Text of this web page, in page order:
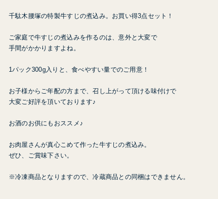
千駄木腰塚の特製牛すじの煮込み。お買い得3点セット！
ご家庭で牛すじの煮込みを作るのは、意外と大変で
手間がかかりますよね。
1パック300g入りと、食べやすい量でのご用意！
お子様からご年配の方まで、召し上がって頂ける味付けで
大変ご好評を頂いております♪
お酒のお供にもおススメ♪
お肉屋さんが真心こめて作った牛すじの煮込み。
ぜひ、ご賞味下さい。
※冷凍商品となりますので、冷蔵商品との同梱はできません。